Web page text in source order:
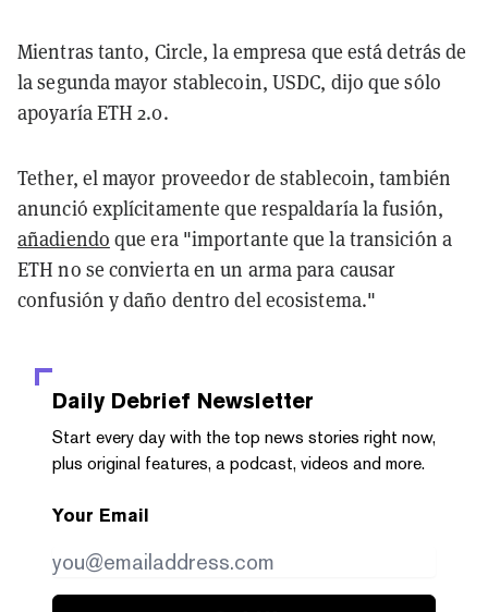
Mientras tanto, Circle, la empresa que está detrás de
la segunda mayor stablecoin, USDC, dijo que sólo
apoyaría ETH 2.0.
Tether, el mayor proveedor de stablecoin, también
anunció explícitamente que respaldaría la fusión,
añadiendo que era "importante que la transición a
ETH no se convierta en un arma para causar
confusión y daño dentro del ecosistema."
Daily Debrief Newsletter
Start every day with the top news stories right now,
plus original features, a podcast, videos and more.
Your Email